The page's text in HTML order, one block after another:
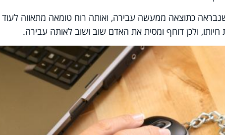
כתוצאה ממעשה עבירה, ואותה רוח טומאה מתאווה לעוד
ולכן דוחף ומסית את האדם שוב ושוב לאותה עבירה.